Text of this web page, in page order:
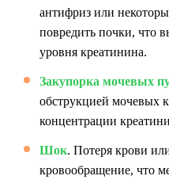
антифриз или
повредить почки, что
уровня креатинина.
Закупорка мочевых
обструкцией мочевых
концентрации
Шок. Потеря крови
кровообращение, что